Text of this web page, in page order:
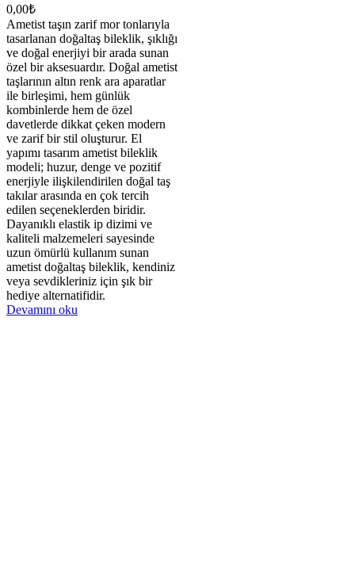
0,00₺
Ametist taşın zarif mor tonlarıyla
tasarlanan doğaltaş bileklik, şıklığı
ve doğal enerjiyi bir arada sunan
özel bir aksesuardır. Doğal ametist
taşlarının altın renk ara aparatlar
ile birleşimi, hem günlük
kombinlerde hem de özel
davetlerde dikkat çeken modern
ve zarif bir stil oluşturur. El
yapımı tasarım ametist bileklik
modeli; huzur, denge ve pozitif
enerjiyle ilişkilendirilen doğal taş
takılar arasında en çok tercih
edilen seçeneklerden biridir.
Dayanıklı elastik ip dizimi ve
kaliteli malzemeleri sayesinde
uzun ömürlü kullanım sunan
ametist doğaltaş bileklik, kendiniz
veya sevdikleriniz için şık bir
hediye alternatifidir.
Devamını oku